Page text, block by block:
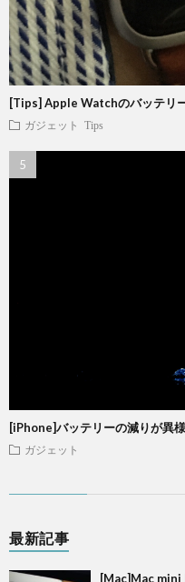
[Tips] Apple Watchのバッテリ
ガジェット Tips
[iPhone]バッテリーの減りが異
ガジェット
最新記事
[Mac]Mac mini